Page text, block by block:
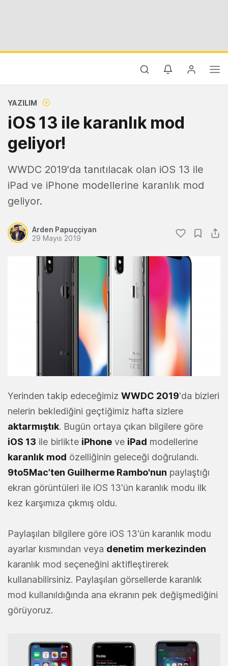
YAZILIM
iOS 13 ile karanlık mod
geliyor!
WWDC 2019'da tanıtılacak olan iOS 13 ile
iPad ve iPhone modellerine karanlık mod
geliyor.
Arden Papuççiyan
29 Mayıs 2019
Yerinden takip edeceğimiz WWDC 2019'da bizleri
nelerin beklediğini geçtiğimiz hafta sizlere
aktarmıştık. Bugün ortaya çıkan bilgilere göre
iOS 13 ile birlikte iPhone ve iPad modellerine
karanlık mod özelliğinin geleceği doğrulandı.
9to5Mac’ten Guilherme Rambo'nun paylaştığı
ekran görüntüleri ile iOS 13'ün karanlık modu ilk
kez karşımıza çıkmış oldu.
Paylaşılan bilgilere göre iOS 13'ün karanlık modu
ayarlar kısmından veya denetim merkezinden
karanlık mod seçeneğini aktifleştirerek
kullanabilirsiniz. Paylaşılan görsellerde karanlık
mod kullanıldığında ana ekranın pek değişmediğini
görüyoruz.